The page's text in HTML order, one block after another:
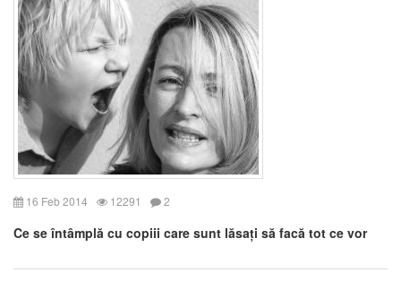
16 Feb 2014 12291 2
Ce se întâmplă cu copiii care sunt lăsați să facă tot ce vor